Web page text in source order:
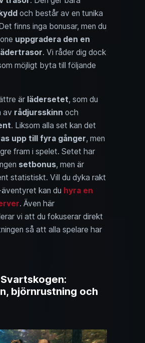
och består av en tunika
finns inga bonusar, men du
uppgradera den en
. Vi råder dig dock
möjligt byta till följande
är lädersetet, som du
av rådjursskinn och
. Liksom alla set kan det
upp till fyra gånger, men
fram i spelet. Setet har
setbonus, men är
statistiskt. Vill du dyka rakt
äventyret kan du hyra en
. Även här
vi att du fokuserar direkt
så att alla spelare har
björnrustning och